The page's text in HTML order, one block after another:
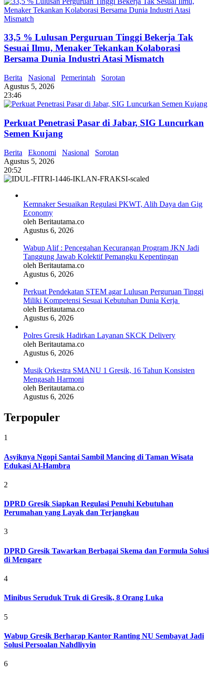
33,5 % Lulusan Perguruan Tinggi Bekerja Tak
Sesuai Ilmu, Menaker Tekankan Kolaborasi
Bersama Dunia Industri Atasi Mismatch
Berita Nasional Pemerintah
Sorotan
Agustus 5, 2026
23:46
Perkuat Penetrasi Pasar di Jabar, SIG Luncurkan
Semen Kujang
Berita Ekonomi Nasional
Sorotan
Agustus 5, 2026
20:52
Kemnaker Sesuaikan Regulasi PKWT, Alih Daya dan Gig
Economy
oleh Beritautama.co
Agustus 6, 2026
Wabup Alif : Pencegahan Kecurangan Program JKN Jadi
Tanggung Jawab Kolektif Pemangku Kepentingan
oleh Beritautama.co
Agustus 6, 2026
Perkuat Pendekatan STEM agar Lulusan Perguruan Tinggi
Miliki Kompetensi Sesuai Kebutuhan Dunia Kerja
oleh Beritautama.co
Agustus 6, 2026
Polres Gresik Hadirkan Layanan SKCK Delivery
oleh Beritautama.co
Agustus 6, 2026
Musik Orkestra SMANU 1 Gresik, 16 Tahun Konsisten
Mengasah Harmoni
oleh Beritautama.co
Agustus 6, 2026
Terpopuler
1
Asyiknya Ngopi Santai Sambil Mancing di Taman Wisata
Edukasi Al-Hambra
2
DPRD Gresik Siapkan Regulasi Penuhi Kebutuhan
Perumahan yang Layak dan Terjangkau
3
DPRD Gresik Tawarkan Berbagai Skema dan Formula Solusi
di Mengare
4
Minibus Seruduk Truk di Gresik, 8 Orang Luka
5
Wabup Gresik Berharap Kantor Ranting NU Sembayat Jadi
Solusi Persoalan Nahdliyyin
6